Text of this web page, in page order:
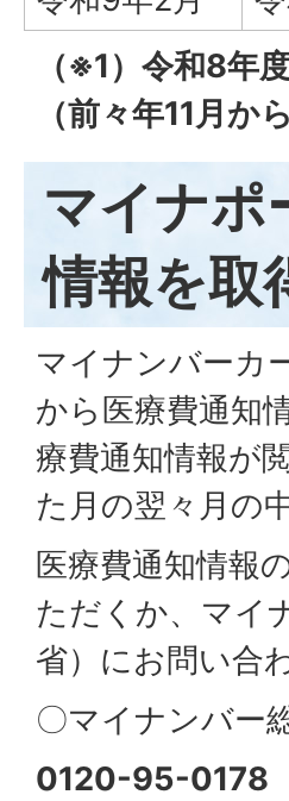
（※1）令和8年
（前々年11月
マイナポ
情報を取
マイナンバーカ
から医療費通知
療費通知情報が
た月の翌々月の
医療費通知情報
ただくか、マイ
省）にお問い合
〇マイナンバー
0120-95-0178